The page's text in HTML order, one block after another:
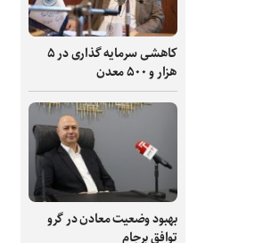
کاهشی سرمایه گذاری در ۵
هزار و ۵۰۰ معدن
بهبود وضعیت معادن در گرو
توافق برجام